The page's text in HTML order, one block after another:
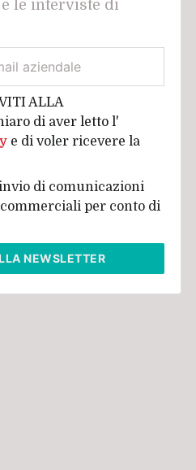
le interviste di
ALLA
di aver letto l'
e di voler ricevere la
di comunicazioni
per conto di
NEWSLETTER